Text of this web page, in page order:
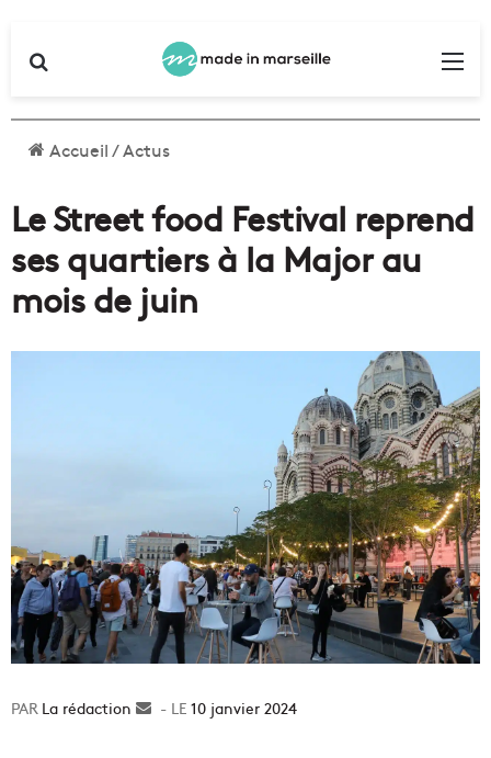
Accueil/Actus
Le Street food Festival reprend
ses quartiers à la Major au
mois de juin
La rédaction
Envoyer10 janvier 2024